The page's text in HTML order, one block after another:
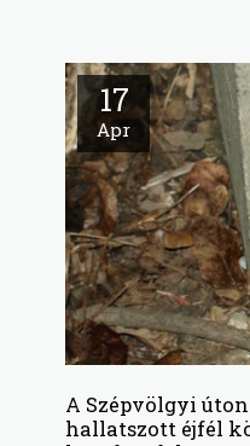
17
Apr
A Szépvölgyi
hallatszott éjfél